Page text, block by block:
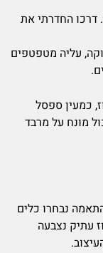
דרכו החדרתי את
עליה מטפטפים
כמעין ספסל
מונח על מרבד
נבחרו כלים
עתיק נצבעה